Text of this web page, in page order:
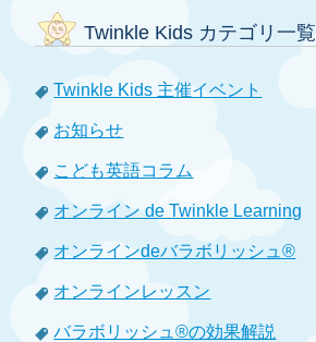
Twinkle Kids カテゴリ一覧
Twinkle Kids 主催イベント
お知らせ
こども英語コラム
オンライン de Twinkle Learning
オンラインdeバラボリッシュ®
オンラインレッスン
バラボリッシュ®の効果解説